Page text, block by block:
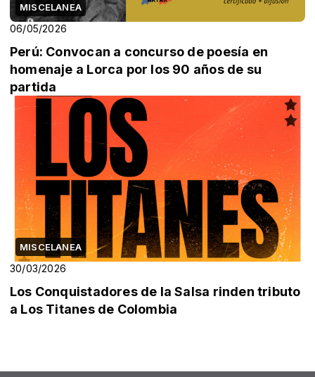
MISCELANEA
06/05/2026
Perú: Convocan a concurso de poesía en
homenaje a Lorca por los 90 años de su
partida
MISCELANEA
30/03/2026
Los Conquistadores de la Salsa rinden tributo
a Los Titanes de Colombia